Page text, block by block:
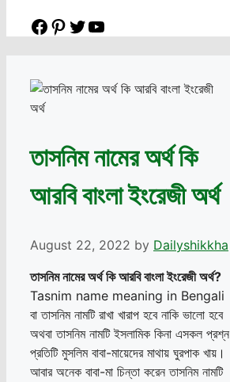
Facebook
Pinterest
Twitter
YouTube
তাসনিম নামের অর্থ কি
আরবি বাংলা ইংরেজী অর্থ
August 22, 2022 by Dailyshikkha
তাসনিম নামের অর্থ কি আরবি বাংলা ইংরেজী অর্থ?
Tasnim name meaning in Bengali
বা তাসনিম নামটি রাখা খারাপ হবে নাকি ভালো হবে
অথবা তাসনিম নামটি ইসলামিক কিনা এসকল প্রশ্ন
প্রতিটি মুসলিম বাবা-মায়েদের মাথায় ঘুরপাক খায়।
আবার অনেক বাবা-মা চিন্তা করেন তাসনিম নামটি